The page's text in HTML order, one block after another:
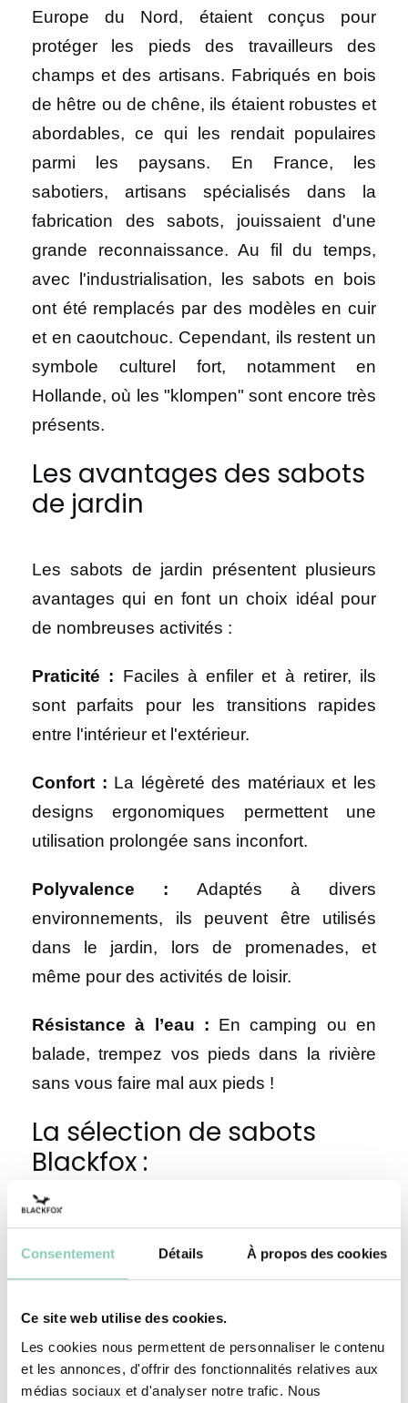
Consentement Détails À propos des cookies
Ce site web utilise des cookies.
Les cookies nous permettent de personnaliser le contenu
et les annonces, d'offrir des fonctionnalités relatives aux
médias sociaux et d'analyser notre trafic. Nous
Europe du Nord, étaient conçus pour
protéger les pieds des travailleurs des
champs et des artisans. Fabriqués en bois
de hêtre ou de chêne, ils étaient robustes et
abordables, ce qui les rendait populaires
parmi les paysans. En France, les
sabotiers, artisans spécialisés dans la
fabrication des sabots, jouissaient d'une
grande reconnaissance. Au fil du temps,
avec l'industrialisation, les sabots en bois
ont été remplacés par des modèles en cuir
et en caoutchouc. Cependant, ils restent un
symbole culturel fort, notamment en
Hollande, où les "klompen" sont encore très
présents.
Les avantages des sabots
de jardin
Les sabots de jardin présentent plusieurs
avantages qui en font un choix idéal pour
de nombreuses activités :
Praticité : Faciles à enfiler et à retirer, ils
sont parfaits pour les transitions rapides
entre l'intérieur et l'extérieur.
Confort : La légèreté des matériaux et les
designs ergonomiques permettent une
utilisation prolongée sans inconfort.
Polyvalence : Adaptés à divers
environnements, ils peuvent être utilisés
dans le jardin, lors de promenades, et
même pour des activités de loisir.
Résistance à l’eau : En camping ou en
balade, trempez vos pieds dans la rivière
sans vous faire mal aux pieds !
La sélection de sabots
Blackfox :
Sabots Mellow: Ces sabots intègrent des
semelles intérieures en mousse mémoire
de forme pour un confort optimal tout au
long de la journée.
Sabots Colors: Avec leur intérieur "peau de
pêche", ces sabots sont non seulement